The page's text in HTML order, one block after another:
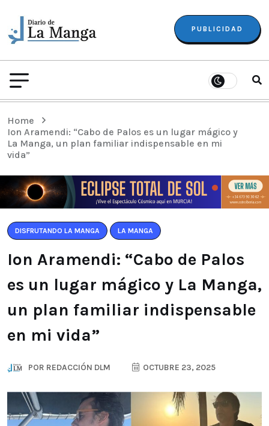
PUBLICIDAD
Home
Ion Aramendi: “Cabo de Palos es un lugar mágico y
La Manga, un plan familiar indispensable en mi
vida”
DISFRUTANDO LA MANGA LA MANGA
Ion Aramendi: “Cabo de Palos
es un lugar mágico y La Manga,
un plan familiar indispensable
en mi vida”
POR REDACCIÓN DLM OCTUBRE 23, 2025